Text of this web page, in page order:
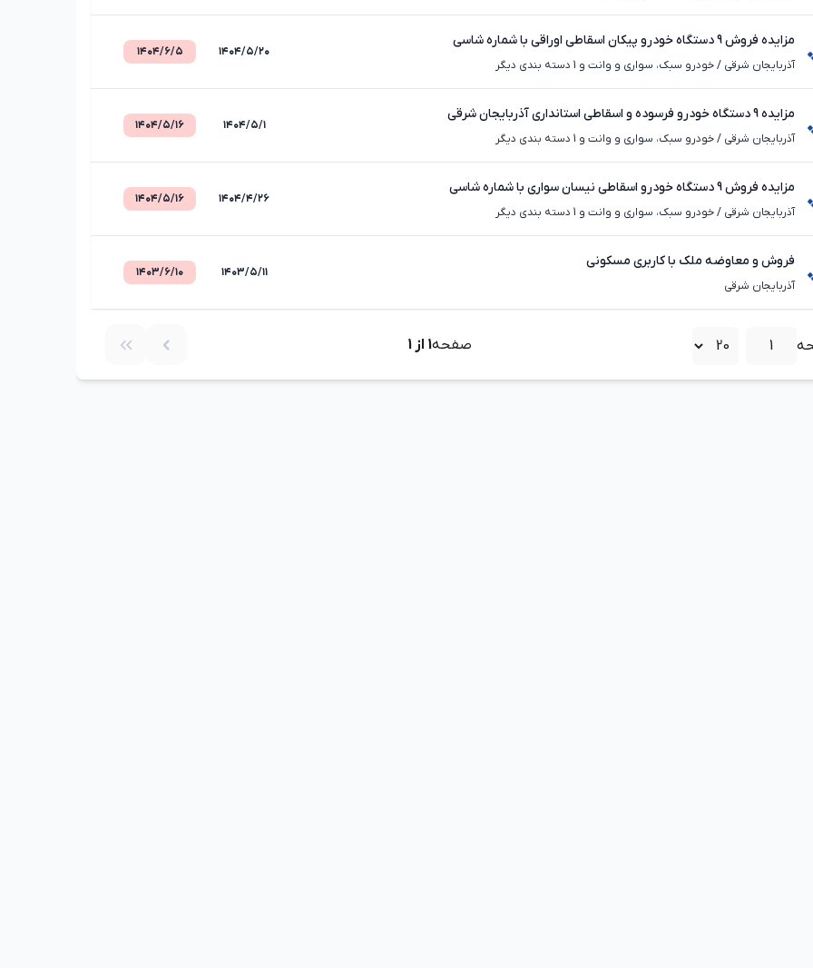
مزایده فروش 9 دستگاه خودرو پیکان اسقاطی اوراقی با شماره شاسی
آذربایجان شرقی /خودرو سبک، سواری و وانت و 1 دسته بندی دیگر
۱۴۰۴/۵/۲۰ ۱۴۰۴/۶/۵
مزایده 9 دستگاه خودرو فرسوده و اسقاطی استانداری آذربایجان شرقی
آذربایجان شرقی /خودرو سبک، سواری و وانت و 1 دسته بندی دیگر
۱۴۰۴/۵/۱ ۱۴۰۴/۵/۱۶
مزایده فروش 9 دستگاه خودرو اسقاطی نیسان سواری با شماره شاسی
آذربایجان شرقی /خودرو سبک، سواری و وانت و 1 دسته بندی دیگر
۱۴۰۴/۴/۲۶ ۱۴۰۴/۵/۱۶
فروش و معاوضه ملک با کاربری مسکونی
آذربایجان شرقی
۱۴۰۳/۵/۱۱ ۱۴۰۳/۶/۱۰
صفحه1 از 1